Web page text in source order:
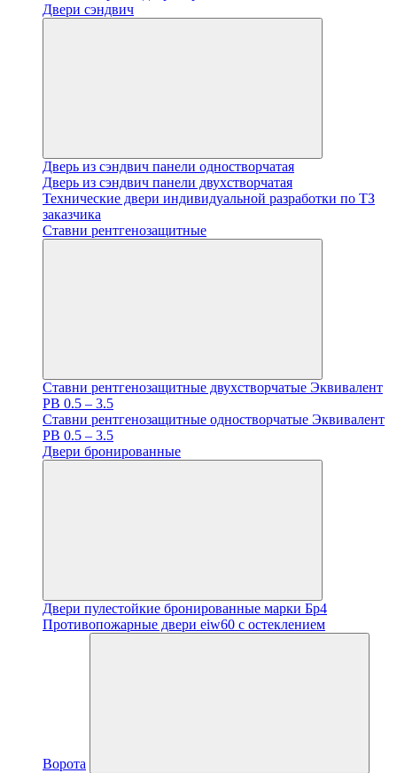
Двери сэндвич
Дверь из сэндвич панели одностворчатая
Дверь из сэндвич панели двухстворчатая
Технические двери индивидуальной разработки по ТЗ
заказчика
Ставни рентгенозащитные
Ставни рентгенозащитные двухстворчатые Эквивалент
PB 0.5 – 3.5
Ставни рентгенозащитные одностворчатые Эквивалент
PB 0.5 – 3.5
Двери бронированные
Двери пулестойкие бронированные марки Бр4
Противопожарные двери eiw60 с остеклением
Ворота